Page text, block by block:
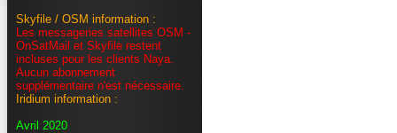
Skyfile / OSM information :
Les messageries satellites OSM -
OnSatMail et Skyfile restent
incluses pour les clients Naya.
Aucun abonnement
supplémentaire n'est nécessaire.
Iridium information :
Avril 2020